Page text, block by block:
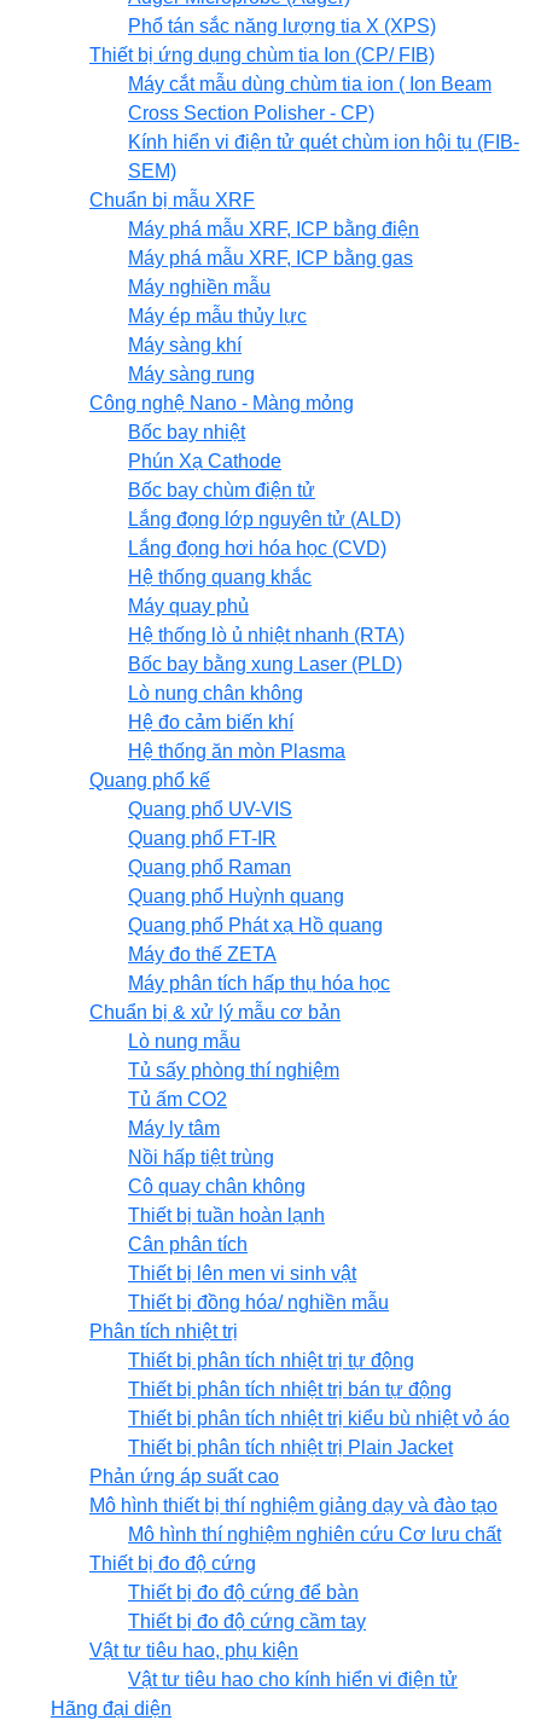
Phổ tán sắc năng lượng tia X (XPS)
Thiết bị ứng dụng chùm tia Ion (CP/ FIB)
Máy cắt mẫu dùng chùm tia ion ( Ion Beam
Cross Section Polisher - CP)
Kính hiển vi điện tử quét chùm ion hội tụ (FIB-
SEM)
Chuẩn bị mẫu XRF
Máy phá mẫu XRF, ICP bằng điện
Máy phá mẫu XRF, ICP bằng gas
Máy nghiền mẫu
Máy ép mẫu thủy lực
Máy sàng khí
Máy sàng rung
Công nghệ Nano - Màng mỏng
Bốc bay nhiệt
Phún Xạ Cathode
Bốc bay chùm điện tử
Lắng đọng lớp nguyên tử (ALD)
Lắng đọng hơi hóa học (CVD)
Hệ thống quang khắc
Máy quay phủ
Hệ thống lò ủ nhiệt nhanh (RTA)
Bốc bay bằng xung Laser (PLD)
Lò nung chân không
Hệ đo cảm biến khí
Hệ thống ăn mòn Plasma
Quang phổ kế
Quang phổ UV-VIS
Quang phổ FT-IR
Quang phổ Raman
Quang phổ Huỳnh quang
Quang phổ Phát xạ Hồ quang
Máy đo thế ZETA
Máy phân tích hấp thụ hóa học
Chuẩn bị & xử lý mẫu cơ bản
Lò nung mẫu
Tủ sấy phòng thí nghiệm
Tủ ấm CO2
Máy ly tâm
Nồi hấp tiệt trùng
Cô quay chân không
Thiết bị tuần hoàn lạnh
Cân phân tích
Thiết bị lên men vi sinh vật
Thiết bị đồng hóa/ nghiền mẫu
Phân tích nhiệt trị
Thiết bị phân tích nhiệt trị tự động
Thiết bị phân tích nhiệt trị bán tự động
Thiết bị phân tích nhiệt trị kiểu bù nhiệt vỏ áo
Thiết bị phân tích nhiệt trị Plain Jacket
Phản ứng áp suất cao
Mô hình thiết bị thí nghiệm giảng dạy và đào tạo
Mô hình thí nghiệm nghiên cứu Cơ lưu chất
Thiết bị đo độ cứng
Thiết bị đo độ cứng để bàn
Thiết bị đo độ cứng cầm tay
Vật tư tiêu hao, phụ kiện
Vật tư tiêu hao cho kính hiển vi điện tử
Hãng đại diện